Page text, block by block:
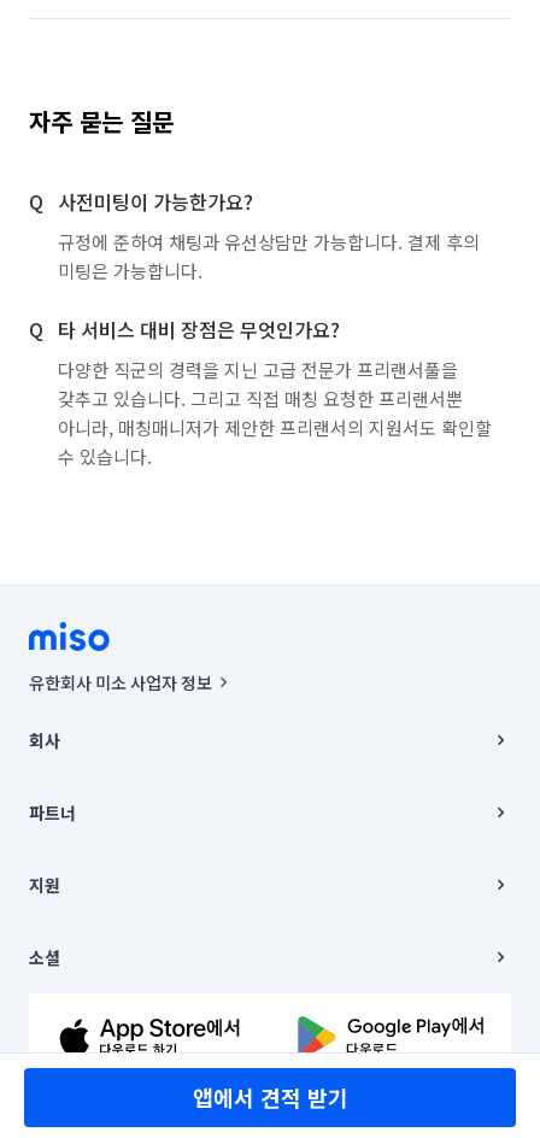
자주 묻는 질문
사전미팅이 가능한가요?
규정에 준하여 채팅과 유선상담만 가능합니다. 결제 후의
미팅은 가능합니다.
타 서비스 대비 장점은 무엇인가요?
다양한 직군의 경력을 지닌 고급 전문가 프리랜서풀을
갖추고 있습니다. 그리고 직접 매칭 요청한 프리랜서뿐
아니라, 매칭매니저가 제안한 프리랜서의 지원서도 확인할
수 있습니다.
앱에서 견적 받기
유한회사 미소 사업자 정보
00019 |
주소 | 본사: 서울특별시 종로구 율곡로 6(중학동, 트윈트리빌딩) B동 5층
컨택센터 : 서울특별시 종로구 수송동 율곡로 24, 7층, 8층 미소
상품, 상품정보, 거래에 관한 의무와 책임은 거래당사자에게 있습니다.
언론 보도 관련 문의:
© 유한회사 미소. Miso, Inc. All Rights Reserved.
회사
채용
파트너
이사
지원
이용약관
문의하기
소셜
유튜브